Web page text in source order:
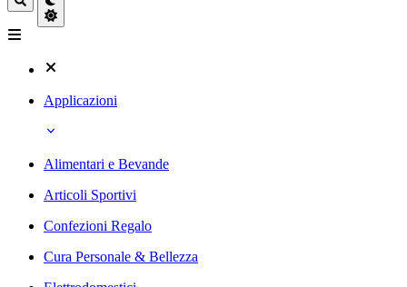
Applicazioni
Alimentari e Bevande
Articoli Sportivi
Confezioni Regalo
Cura Personale & Bellezza